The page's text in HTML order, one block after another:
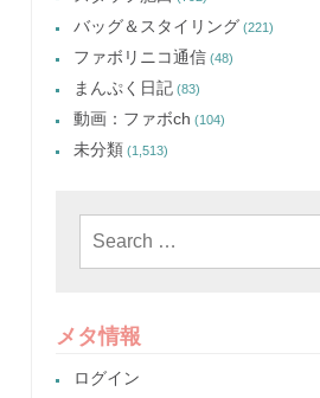
バッグ＆スタイリング (221)
ファボリニコ通信 (48)
まんぷく日記 (83)
動画：ファボch (104)
未分類 (1,513)
メタ情報
ログイン